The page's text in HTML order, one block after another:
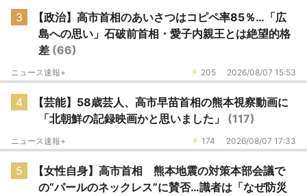
3
【政治】高市首相のあいさつはコピペ率85％…「広
島への思い」石破前首相・愛子内親王とは絶望的格
差 (66)
205 2026/08/07 15:53
ニュース速報+
4
【芸能】58歳芸人、高市早苗首相の熊本視察動画に
「北朝鮮の記録映画かと思いました」 (117)
174 2026/08/07 17:33
ニュース速報+
5
【女性自身】高市首相 熊本地震の対策本部会議で
の“パールのネックレス”に賛否…識者は「なぜ防災